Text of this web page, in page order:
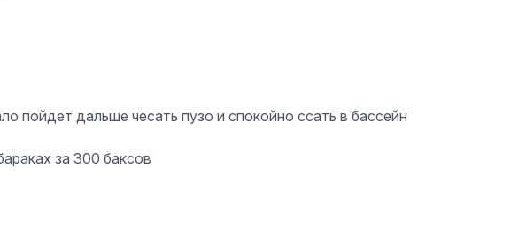
пойдет дальше чесать пузо и спокойно ссать в бассейн
за 300 баксов